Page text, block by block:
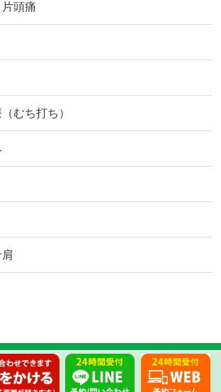
頭痛
むち打ち）